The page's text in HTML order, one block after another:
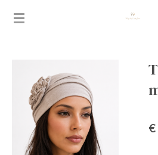
Ga
hoofdinhoud
€